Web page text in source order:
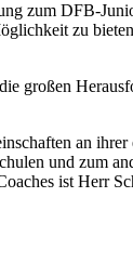
zum DFB-
zu
großen
an
und zum
ist Herr